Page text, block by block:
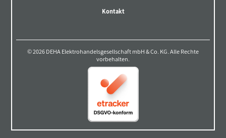
Kontakt
© 2026 DEHA Elektrohandelsgesellschaft mbH & Co. KG. Alle Rechte
vorbehalten.